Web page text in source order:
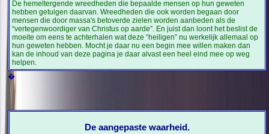
De hemeltergende wreedheden die bepaalde mensen op hun geweten
hebben getuigen daarvan. Wreedheden die ook worden begaan door
mensen die door massa's betoverde zielen worden aanbeden als de
“vertegenwoordiger van Christus op aarde”. En juist dan loont het beslist de
moeite om eens te achterhalen wat deze “heiligen” nu werkelijk allemaal op
hun geweten hebben. Mocht je daar nu een begin mee willen maken dan
kan de inhoud van deze pagina je daar alvast een heel eind mee op weg
helpen.
�
De aangepaste waarheid.